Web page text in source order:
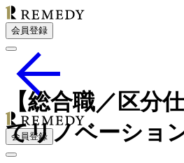
会員登録
会員登録
【総合職／区分
てリノベーショ